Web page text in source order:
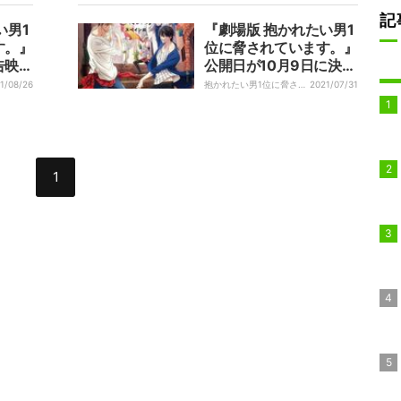
に
男1
』
像
DEE
08/26
『劇場版 抱かれたい男1
位に脅されています。』
公開日が10月9日に決
定！新発表のキャストは
抱かれたい男1位に脅され
2021/07/31
1
記